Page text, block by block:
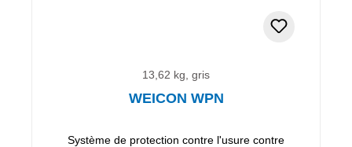
13,62 kg, gris
WEICON WPN
Système de protection contre l'usure contre